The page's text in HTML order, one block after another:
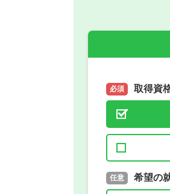
必須 取得資
必須 取得予
任意 希望の